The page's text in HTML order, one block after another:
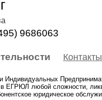
9686063
Контакты
Индивидуальных
в ЕГРЮЛ любой сложности,
юридическое